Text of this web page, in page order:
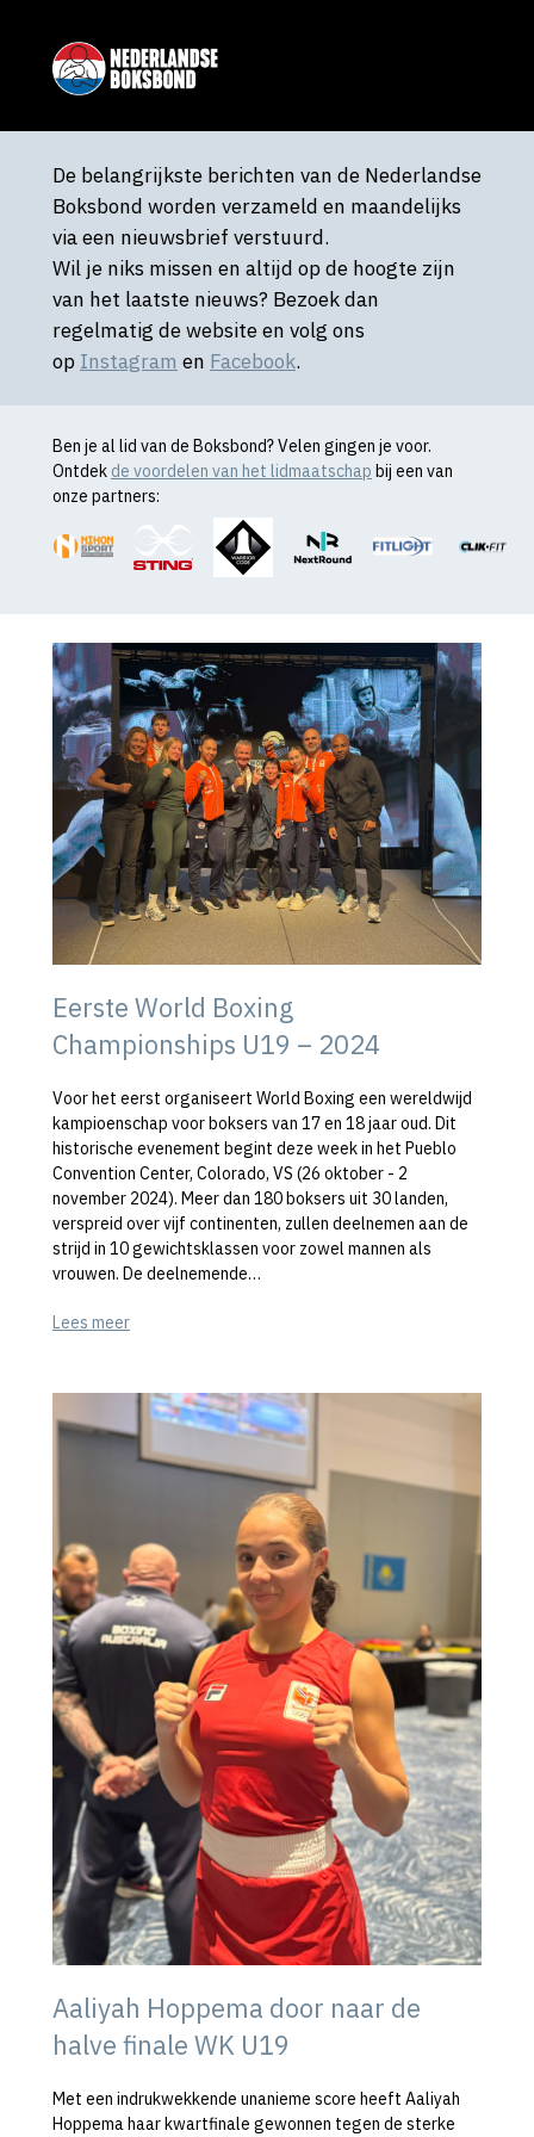
De belangrijkste berichten van de Nederlandse
Boksbond worden verzameld en maandelijks
via een nieuwsbrief verstuurd.
Wil je niks missen en altijd op de hoogte zijn
van het laatste nieuws? Bezoek dan
regelmatig de website en volg ons
op Instagram en Facebook.
Ben je al lid van de Boksbond? Velen gingen je voor.
Ontdek de voordelen van het lidmaatschap bij een van
onze partners:
Eerste World Boxing
Championships U19 – 2024
Voor het eerst organiseert World Boxing een wereldwijd
kampioenschap voor boksers van 17 en 18 jaar oud. Dit
historische evenement begint deze week in het Pueblo
Convention Center, Colorado, VS (26 oktober - 2
november 2024). Meer dan 180 boksers uit 30 landen,
verspreid over vijf continenten, zullen deelnemen aan de
strijd in 10 gewichtsklassen voor zowel mannen als
vrouwen. De deelnemende…
Lees meer
Aaliyah Hoppema door naar de
halve finale WK U19
Met een indrukwekkende unanieme score heeft Aaliyah
Hoppema haar kwartfinale gewonnen tegen de sterke